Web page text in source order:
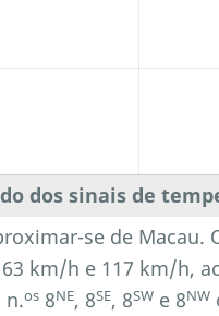
dos sinais de
se de Macau.
km/h e 117 km/h,
n.os 8NE, 8SE, 8SW e 8NW